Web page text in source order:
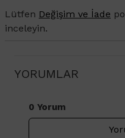
Lütfen Değişim ve İade
inceleyin.
YORUMLAR
0 Yorum